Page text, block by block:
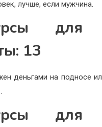
лучше, если мужчина.
для
13
деньгами на подносе
для